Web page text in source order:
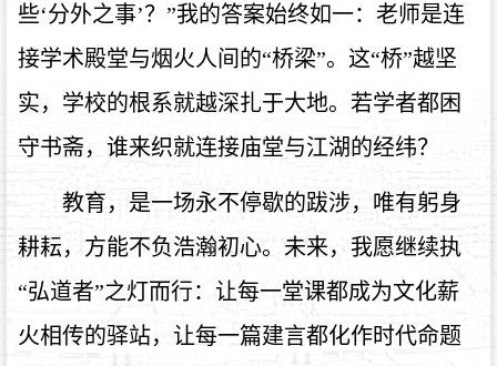
些‘分外之事’？”我的答案始终如一：老师是连
接学术殿堂与烟火人间的“桥梁”。这“桥”越坚
实，学校的根系就越深扎于大地。若学者都困
守书斋，谁来织就连接庙堂与江湖的经纬？
教育，是一场永不停歇的跋涉，唯有躬身
耕耘，方能不负浩瀚初心。未来，我愿继续执
“弘道者”之灯而行：让每一堂课都成为文化薪
火相传的驿站，让每一篇建言都化作时代命题